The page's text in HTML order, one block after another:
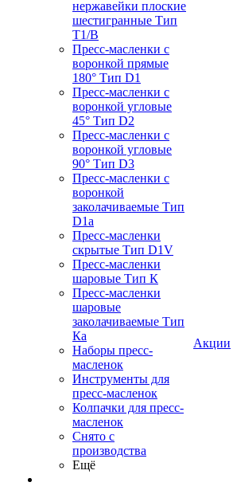
нержавейки плоские
шестигранные Тип
T1/B
Пресс-масленки с
воронкой прямые
180° Тип D1
Пресс-масленки с
воронкой угловые
45° Тип D2
Пресс-масленки с
воронкой угловые
90° Тип D3
Пресс-масленки с
воронкой
заколачиваемые Тип
D1a
Пресс-масленки
скрытые Тип D1V
Пресс-масленки
шаровые Тип К
Пресс-масленки
шаровые
заколачиваемые Тип
Кa
Наборы пресс-
масленок
Инструменты для
пресс-масленок
Колпачки для пресс-
масленок
Снято с
производства
Ещё
Акции